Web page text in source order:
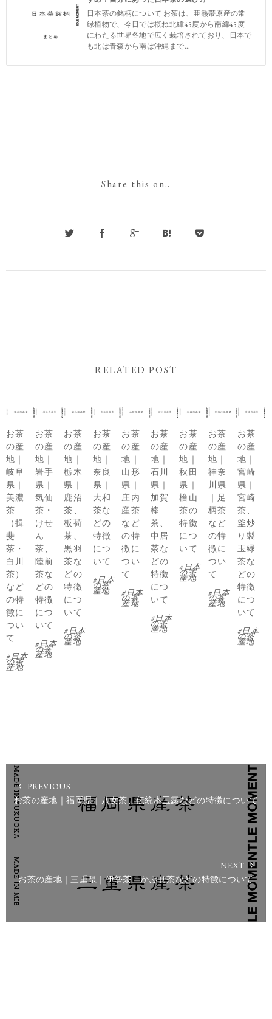
日本茶の銘柄について お茶は、亜熱帯原産の常
緑植物で、今日では概ね北緯45度から南緯45度
にわたる世界各地で広く栽培されており、日本で
も北は青森から南は沖縄まで...
Share this on..
RELATED POST
お茶
の産
地｜
岐阜
県｜
美濃
茶
（揖
斐
茶・
白川
茶）
など
の特
徴に
つい
て
日本
の茶
産地
お茶
の産
地｜
岩手
県｜
気仙
茶・
けせ
ん
茶、
陸前
茶な
どの
特徴
につ
いて
日本
の茶
産地
お茶
の産
地｜
栃木
県｜
鹿沼
茶、
板荷
茶、
黒羽
茶な
どの
特徴
につ
いて
日本
の茶
産地
お茶
の産
地｜
奈良
県｜
大和
茶な
どの
特徴
につ
いて
日本
の茶
産地
お茶
の産
地｜
山形
県｜
庄内
産茶
など
の特
徴に
つい
て
日本
の茶
産地
お茶
の産
地｜
石川
県｜
加賀
棒
茶、
中居
茶な
どの
特徴
につ
いて
日本
の茶
産地
お茶
の産
地｜
秋田
県｜
檜山
茶の
特徴
につ
いて
日本
の茶
産地
お茶
の産
地｜
神奈
川県
｜足
柄茶
など
の特
徴に
つい
て
日本
の茶
産地
お茶
の産
地｜
宮崎
県｜
宮崎
茶、
釜炒
り製
玉緑
茶な
どの
特徴
につ
いて
日本
の茶
産地
PREVIOUS
お茶の産地｜福岡県｜八女茶、伝統本玉露などの特徴について
NEXT
お茶の産地｜三重県｜伊勢茶、かぶせ茶などの特徴について